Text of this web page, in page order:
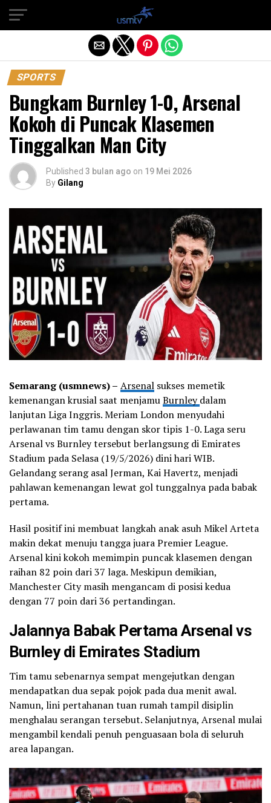
SPORTS
Bungkam Burnley 1-0, Arsenal
Kokoh di Puncak Klasemen
Tinggalkan Man City
Published 3 bulan ago on 19 Mei 2026
By Gilang
Semarang (usmnews) – Arsenal sukses memetik
kemenangan krusial saat menjamuBurnleydalam
lanjutan Liga Inggris. Meriam London menyudahi
perlawanan tim tamu dengan skor tipis 1-0. Laga seru
Arsenal vs Burnley tersebut berlangsung di Emirates
Stadium pada Selasa (19/5/2026) dini hari WIB.
Gelandang serang asal Jerman, Kai Havertz, menjadi
pahlawan kemenangan lewat gol tunggalnya pada babak
pertama.
Hasil positif ini membuat langkah anak asuh Mikel Arteta
makin dekat menuju tangga juara Premier League.
Arsenal kini kokoh memimpin puncak klasemen dengan
raihan 82 poin dari 37 laga. Meskipun demikian,
Manchester City masih mengancam di posisi kedua
dengan 77 poin dari 36 pertandingan.
Jalannya Babak Pertama Arsenal vs
Burnley di Emirates Stadium
Tim tamu sebenarnya sempat mengejutkan dengan
mendapatkan dua sepak pojok pada dua menit awal.
Namun, lini pertahanan tuan rumah tampil disiplin
menghalau serangan tersebut. Selanjutnya, Arsenal mulai
mengambil kendali penuh penguasaan bola di seluruh
area lapangan.
Exit mobile version